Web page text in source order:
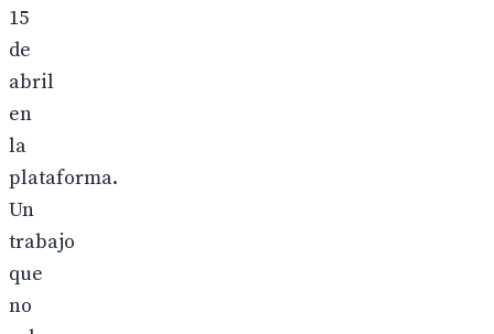
15
de
abril
en
la
plataforma.
Un
trabajo
que
no